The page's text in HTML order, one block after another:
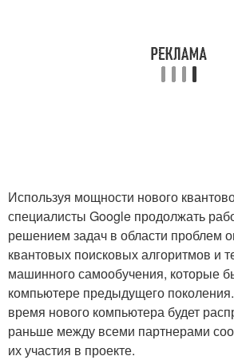
Используя мощности нового
специалисты Google продолжать
решением задач в области проблем
квантовых поисковых алгоритмов и
машинного самообучения, которые
компьютере предыдущего
время нового компьютера будет
раньше между всеми партнерами
их участия в проекте.